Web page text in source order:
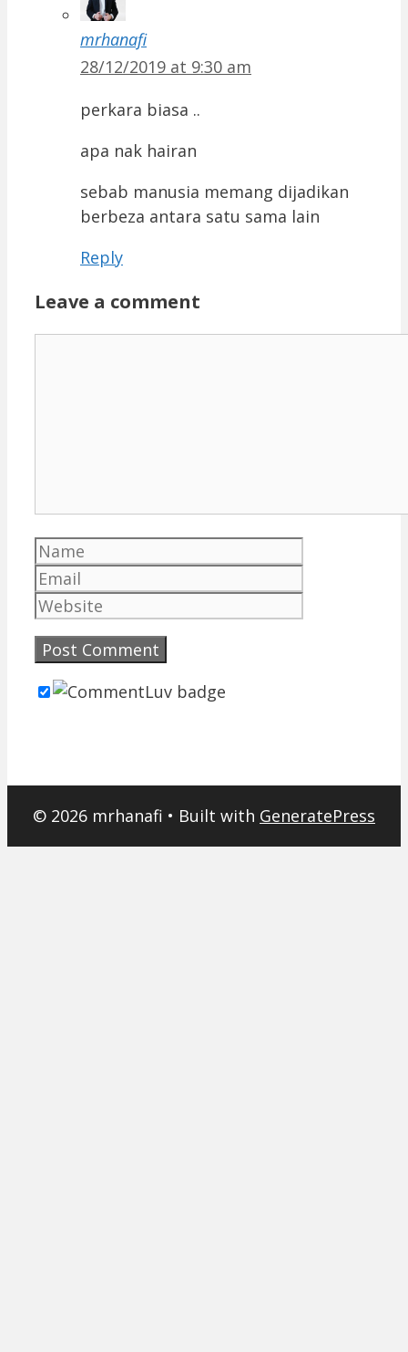
mrhanafi
28/12/2019 at 9:30 am
perkara biasa ..
apa nak hairan
sebab manusia memang dijadikan
berbeza antara satu sama lain
Reply
Leave a comment
Name
© 2026 mrhanafi • Built with GeneratePress